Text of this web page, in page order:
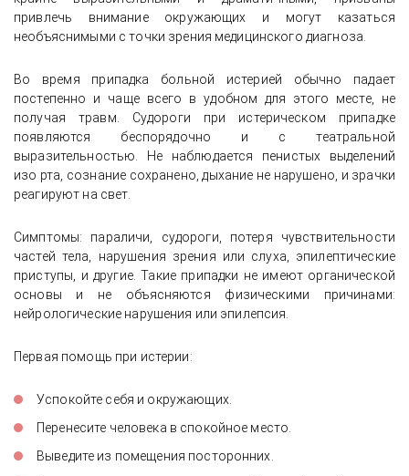
привлечь внимание окружающих и могут казаться
необъяснимыми с точки зрения медицинского диагноза.
Во время припадка больной истерией обычно падает
постепенно и чаще всего в удобном для этого месте, не
получая травм. Судороги при истерическом припадке
появляются беспорядочно и с театральной
выразительностью. Не наблюдается пенистых выделений
изо рта, сознание сохранено, дыхание не нарушено, и зрачки
реагируют на свет.
Симптомы: параличи, судороги, потеря чувствительности
частей тела, нарушения зрения или слуха, эпилептические
приступы, и другие. Такие припадки не имеют органической
основы и не объясняются физическими причинами:
нейрологические нарушения или эпилепсия.
Первая помощь при истерии:
Успокойте себя и окружающих.
Перенесите человека в спокойное место.
Выведите из помещения посторонних.